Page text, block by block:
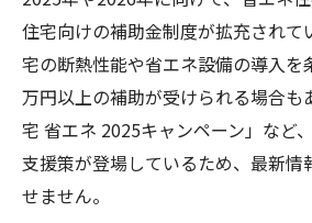
住宅向けの補助金制度が拡充されて
宅の断熱性能や省エネ設備の導入を
万円以上の補助が受けられる場合も
宅 省エネ 2025キャンペーン」など
支援策が登場しているため、最新情
せません。